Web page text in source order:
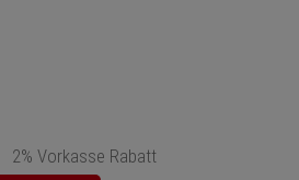
2% Vorkasse Rabatt